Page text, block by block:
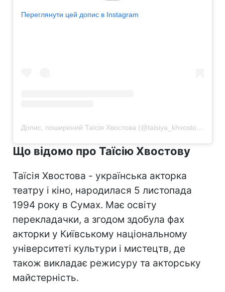
Переглянути цей допис в Instagram
Допис, поширений Таїсія Хвостова (@taisiya_khvostova)
Що відомо про Таїсію Хвостову
Таїсія Хвостова - українська акторка
театру і кіно, народилася 5 листопада
1994 року в Сумах. Має освіту
перекладачки, а згодом здобула фах
акторки у Київському національному
університеті культури і мистецтв, де
також викладає режисуру та акторську
майстерність.